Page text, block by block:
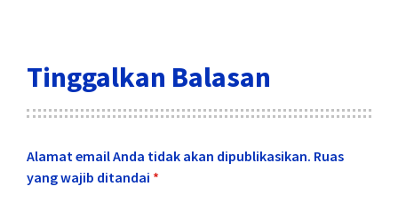
Tinggalkan Balasan
Alamat email Anda tidak akan dipublikasikan. Ruas
yang wajib ditandai *